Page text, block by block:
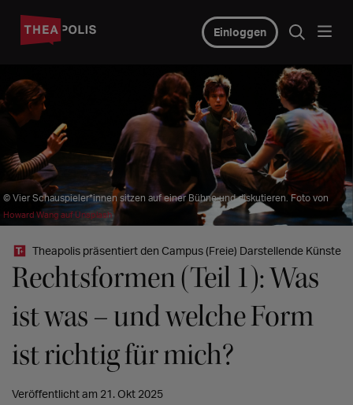
Einloggen
© Vier Schauspieler*innen sitzen auf einer Bühne und diskutieren. Foto von
Howard Wang auf Unsplash
Theapolis präsentiert den Campus (Freie) Darstellende Künste
Rechtsformen (Teil 1): Was
ist was – und welche Form
ist richtig für mich?
Veröffentlicht am 21. Okt 2025